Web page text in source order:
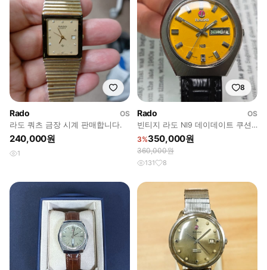
Rado
OS
라도 쿼츠 금장 시계 판매합니다.
240,000원
1
8
Rado
OS
빈티지 라도 NI9 데이데이트 쿠션
형 진노랭이 와이드보이 오토매틱
3%350,000원
360,000원
131 8